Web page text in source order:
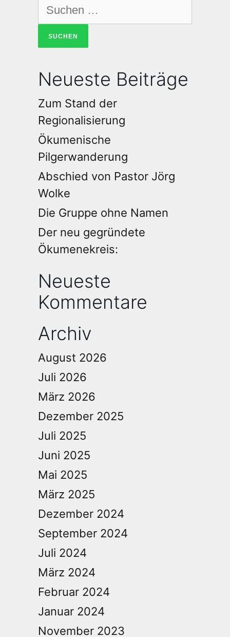
Neueste Beiträge
Zum Stand der
Regionalisierung
Ökumenische
Pilgerwanderung
Abschied von Pastor Jörg
Wolke
Die Gruppe ohne Namen
Der neu gegründete
Ökumenekreis:
Neueste
Kommentare
Archiv
August 2026
Juli 2026
März 2026
Dezember 2025
Juli 2025
Juni 2025
Mai 2025
März 2025
Dezember 2024
September 2024
Juli 2024
März 2024
Februar 2024
Januar 2024
November 2023